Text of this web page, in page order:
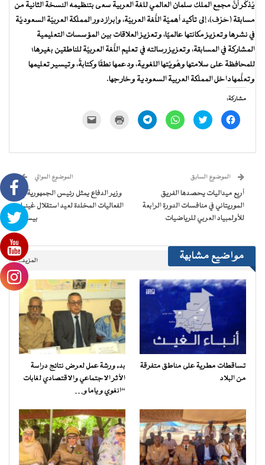
يُذكَر أنَّ مجمع الملك سلمان العالمي للغة العربية سعى بتنظيمه النسخة الثانية من
مسابقة (حَرْف)، إلى تأكيد أهميَّة اللُّغة العربيَّة، وإبراز دور المملكة العربيَّة السعوديَّة
في نشرها وتعزيز مكانتها عالميًّا، وتعزيز العلاقات بين المؤسسات التعليمية
المشاركة في المسابقة، وتعزيز رسالته في تعليم اللُّغة العربيَّة للناطقين بغيرها؛
للمحافظة على سلامتها وهُويَّتها اللغوية، ودعمها نطقًا وكتابةً، وتيسير تعليمها
وتعلُّمها داخل المملكة العربية السعودية وخارجها.
مشاركة:
انقر
للمشاركة
في
اضغط
للمشاركة
في
انقر
للمشاركة
في
انقر
للمشاركة
في
للطباعة
جديدة) الإلكتروني
نافذة
جديدة)
الموضوع السابق
أربع ميداليات يحصدها الفريق
الموريتاني في منافسات الدورة الرابعة
للأولمبياد العربي للرياضيات
الموضوع الموالي
وزير الدفاع يمثل رئيس الجمهورية في
الفعاليات المخلدة لعيد استقلال غينيا
بيساو
مواضيع مشابهة المزيد..
تساقطات مطرية على مناطق متفرقة
من البلاد
بدء ورشة عمل لعرض نتائج دراسة
الأثر الاجتماعي والاقتصادي لغابات
“انغوي و ياما و…